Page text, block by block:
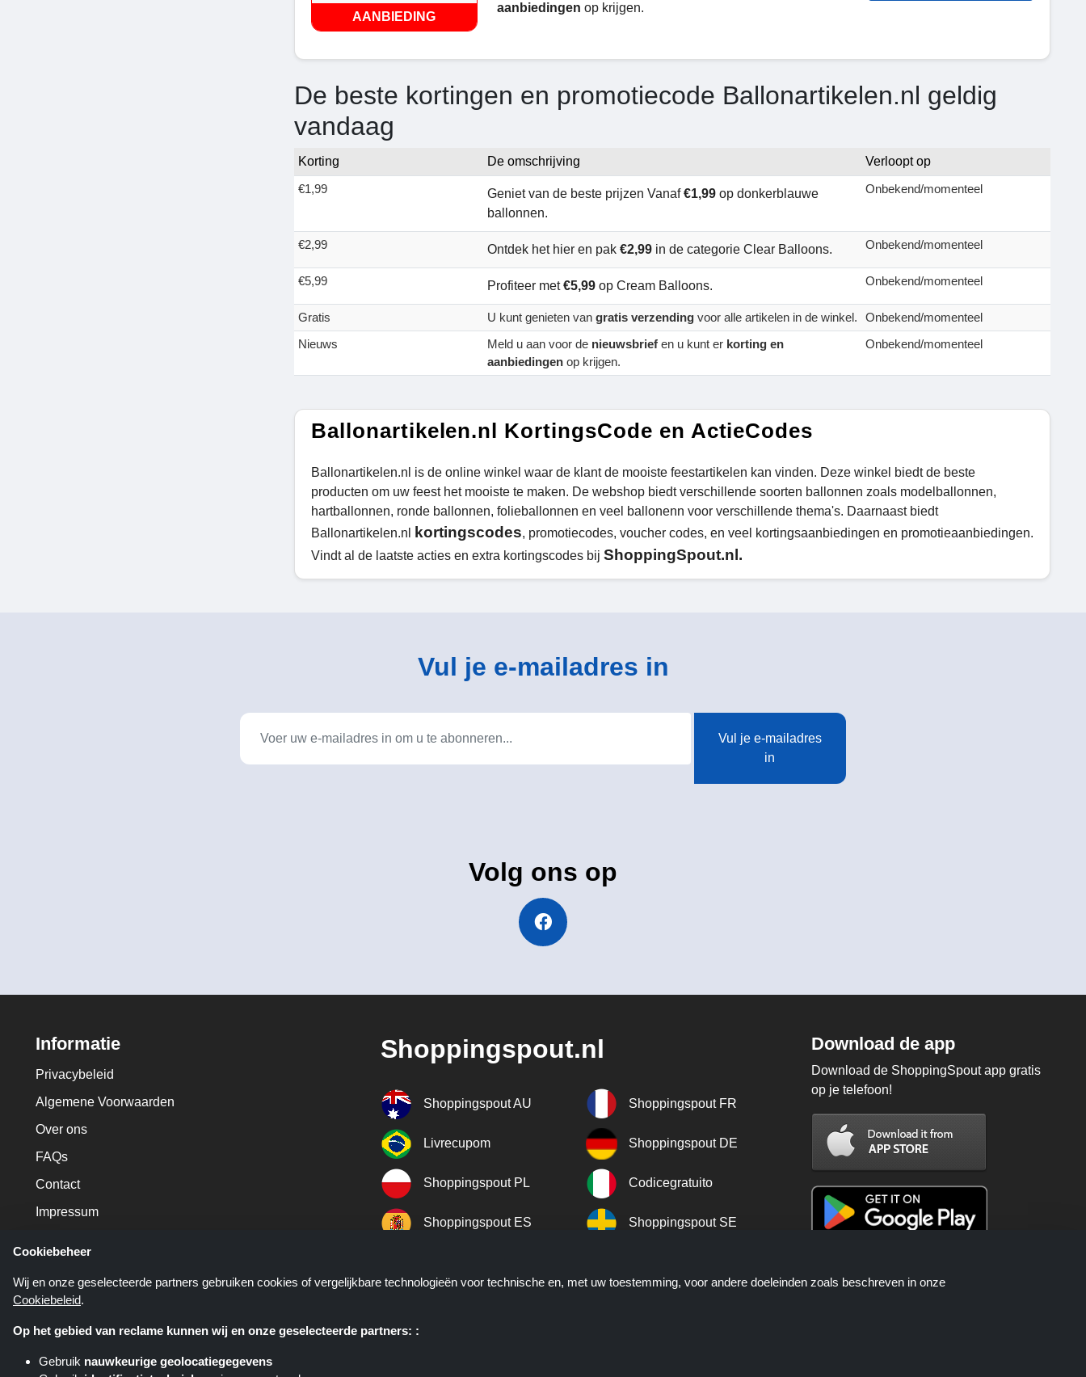
AANBIEDING
aanbiedingen op krijgen.
De beste kortingen en promotiecode Ballonartikelen.nl geldig
vandaag
Korting De omschrijving
Verloopt op
€1,99
Geniet van de beste prijzen Vanaf€1,99 op donkerblauwe
ballonnen.
Onbekend/momenteel
€2,99 Ontdek het hier en pak €2,99 in de categorie Clear Balloons. Onbekend/momenteel
€5,99 Profiteer met€5,99 op Cream Balloons. Onbekend/momenteel
Gratis U kunt genieten van gratis verzending voor alle artikelen in de winkel.
Onbekend/momenteel
Nieuws
Meld u aan voor de nieuwsbrief en u kunt er korting en
aanbiedingen op krijgen.
Onbekend/momenteel
Ballonartikelen.nl KortingsCode en ActieCodes
Ballonartikelen.nl is de online winkel waar de klant de mooiste feestartikelen kan vinden. Deze winkel biedt de beste
producten om uw feest het mooiste te maken. De webshop biedt verschillende soorten ballonnen zoals modelballonnen,
hartballonnen, ronde ballonnen, folieballonnen en veel ballonenn voor verschillende thema's. Daarnaast biedt
Ballonartikelen.nl
kortingscodes, promotiecodes, voucher codes, en veel kortingsaanbiedingen en promotieaanbiedingen.
Vindt al de laatste acties en extra kortingscodes bij ShoppingSpout.nl.
Vul je e-mailadres in
Vul je e-mailadres
in
Volg ons op
Informatie
Privacybeleid
Algemene Voorwaarden
Over ons
FAQs
Contact
Impressum
Shoppingspout.nl
Shoppingspout AU Shoppingspout FR
Livrecupom Shoppingspout DE
Shoppingspout PL Codicegratuito
Shoppingspout ES Shoppingspout SE
Download de app
Download de ShoppingSpout app gratis
op je telefoon!
Cookiebeheer
Wij en onze geselecteerde partners gebruiken cookies of vergelijkbare technologieën voor technische en, met uw toestemming, voor andere doeleinden zoals beschreven in onze
Cookiebeleid.
Op het gebied van reclame kunnen wij en onze geselecteerde partners: :
Gebruik nauwkeurige geolocatiegegevens